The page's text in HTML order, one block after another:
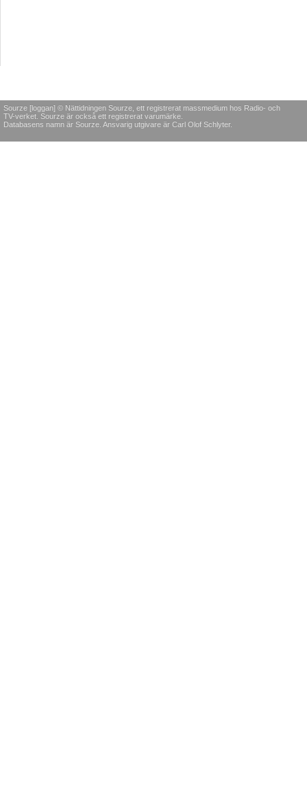
Sourze [loggan] © Nättidningen Sourze, ett registrerat massmedium hos Radio- och
TV-verket. Sourze är också ett registrerat varumärke.
Databasens namn är Sourze. Ansvarig utgivare är Carl Olof Schlyter.